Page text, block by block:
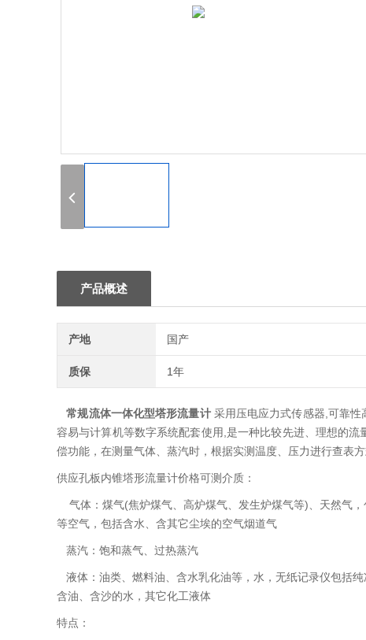
产品概述
产地 国产
质保 1年
常规流体一体化型塔形流量计采用压电应力式传感器,可靠性
容易与计算机等数字系统配套使用,是一种比较先进、理想的
偿功能，在测量气体、蒸汽时，根据实测温度、压力进行查表
供应孔板内锥塔形流量计价格可测介质：
气体：煤气(焦炉煤气、高炉煤气、发生炉煤气等)、天然气
等空气，包括含水、含其它尘埃的空气烟道气
蒸汽：饱和蒸气、过热蒸汽
液体：油类、燃料油、含水乳化油等，水，无纸记录仪包括
含油、含沙的水，其它化工液体
特点：